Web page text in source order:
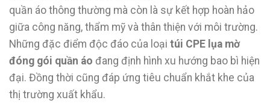
quần áo thông thường mà còn là sự kết hợp hoàn hảo
giữa công năng, thẩm mỹ và thân thiện với môi trường.
Những đặc điểm độc đáo của loại túi CPE lụa mờ
đóng gói quần áo đang định hình xu hướng bao bì hiện
đại. Đồng thời cũng đáp ứng tiêu chuẩn khắt khe của
thị trường xuất khẩu.